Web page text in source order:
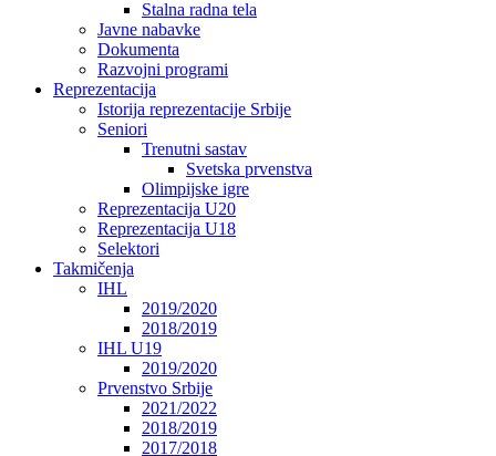
Stalna radna tela
Javne nabavke
Dokumenta
Razvojni programi
Reprezentacija
Istorija reprezentacije Srbije
Seniori
Trenutni sastav
Svetska prvenstva
Olimpijske igre
Reprezentacija U20
Reprezentacija U18
Selektori
Takmičenja
IHL
2019/2020
2018/2019
IHL U19
2019/2020
Prvenstvo Srbije
2021/2022
2018/2019
2017/2018